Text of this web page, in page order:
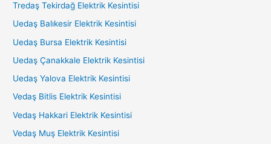
Tredaş Tekirdağ Elektrik Kesintisi
Uedaş Balıkesir Elektrik Kesintisi
Uedaş Bursa Elektrik Kesintisi
Uedaş Çanakkale Elektrik Kesintisi
Uedaş Yalova Elektrik Kesintisi
Vedaş Bitlis Elektrik Kesintisi
Vedaş Hakkari Elektrik Kesintisi
Vedaş Muş Elektrik Kesintisi